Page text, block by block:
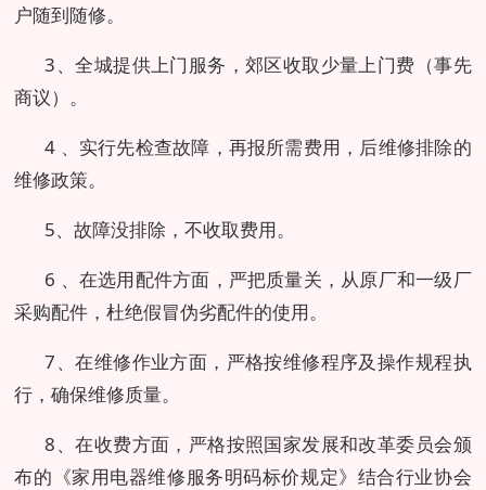
户随到随修。
3、全城提供上门服务，郊区收取少量上门费（事先
商议）。
4 、实行先检查故障，再报所需费用，后维修排除的
维修政策。
5、故障没排除，不收取费用。
6 、在选用配件方面，严把质量关，从原厂和一级厂
采购配件，杜绝假冒伪劣配件的使用。
7、在维修作业方面，严格按维修程序及操作规程执
行，确保维修质量。
8、在收费方面，严格按照国家发展和改革委员会颁
布的《家用电器维修服务明码标价规定》结合行业协会